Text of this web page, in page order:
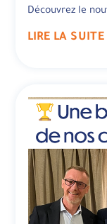
Découvrez le
LIRE LA SUITE